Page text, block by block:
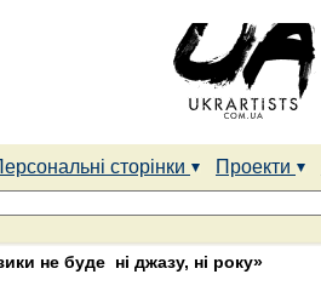
сторінки Проекти
не буде ні джазу, ні року»